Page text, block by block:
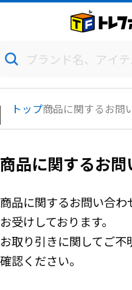
トップ商品に関するお問
商品に関するお問
商品に関するお問い合わ
お受けしております。
お取り引きに関してご不
確認ください。